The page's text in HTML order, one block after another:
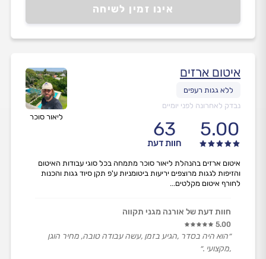
אינו זמין לשיחה
ליאור סוכר
איטום ארזים
נבדק לאחרונה לפני יומיים
5.00
63
חוות דעת
איטום ארזים בהנהלת ליאור סוכר מתמחה בכל סוגי עבודות האיטום
והזיפות לגגות מרוצפים יריעות ביטומניות ע'פ תקן סיוד גגות והכנות
לחורף איטום מקלטים...
חוות דעת של אורנה מגני תקווה
5.00
״הוא היה בסדר ,הגיע בזמן ,עשה עבודה טובה, מחיר הוגן
,מקצועי .״